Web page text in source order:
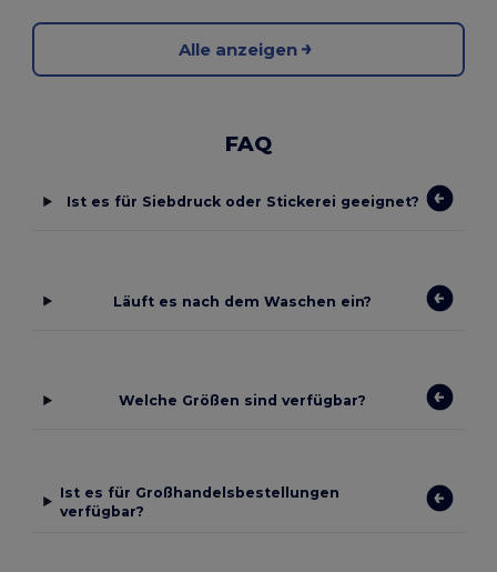
Alle anzeigen
FAQ
Ist es für Siebdruck oder Stickerei geeignet?
Läuft es nach dem Waschen ein?
Welche Größen sind verfügbar?
Ist es für Großhandelsbestellungen
verfügbar?